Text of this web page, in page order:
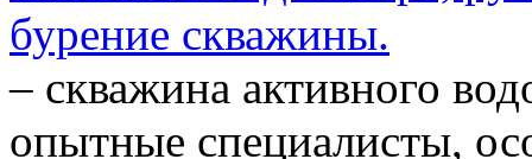
– скважина активного
опытные специалисты,